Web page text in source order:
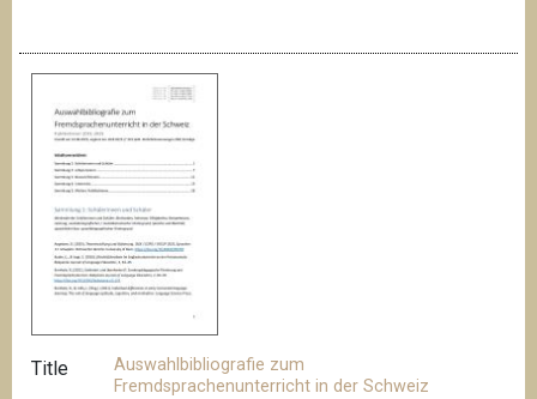
Title
Auswahlbibliografie zum
Fremdsprachenunterricht in der Schweiz